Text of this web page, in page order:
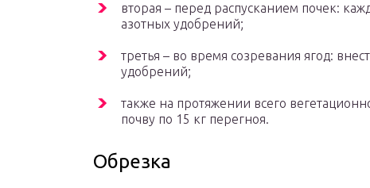
вторая – перед распусканием почек:
азотных удобрений;
третья – во время созревания ягод:
удобрений;
также на протяжении всего
почву по 15 кг перегноя.
Обрезка